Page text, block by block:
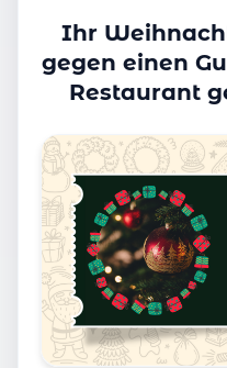
Ihr
gegen einen
Restaurant